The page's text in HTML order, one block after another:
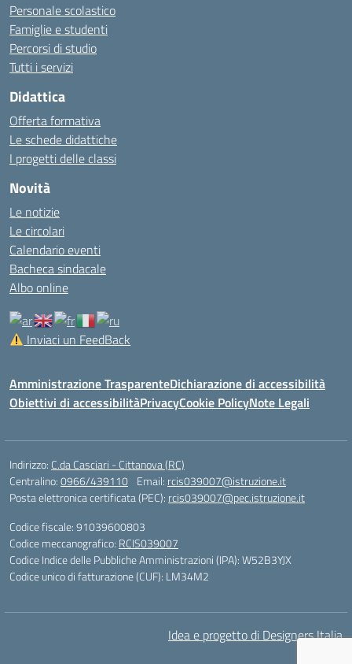
Personale scolastico
Famiglie e studenti
Percorsi di studio
Tutti i servizi
Didattica
Offerta formativa
Le schede didattiche
I progetti delle classi
Novità
Le notizie
Le circolari
Calendario eventi
Bacheca sindacale
Albo online
Inviaci un FeedBack
Amministrazione TrasparenteDichiarazione di accessibilità
Obiettivi di accessibilitàPrivacyCookie PolicyNote Legali
Indirizzo: C.da Casciari - Cittanova (RC)
Centralino:0966/439110 Email: rcis039007@istruzione.it
Posta elettronica certificata (PEC): rcis039007@pec.istruzione.it
Codice fiscale: 91039600803
Codice meccanografico: RCIS039007
Codice Indice delle Pubbliche Amministrazioni (IPA): W52B3YJX
Codice unico di fatturazione (CUF): LM34M2
Idea e progetto di Designers Italia